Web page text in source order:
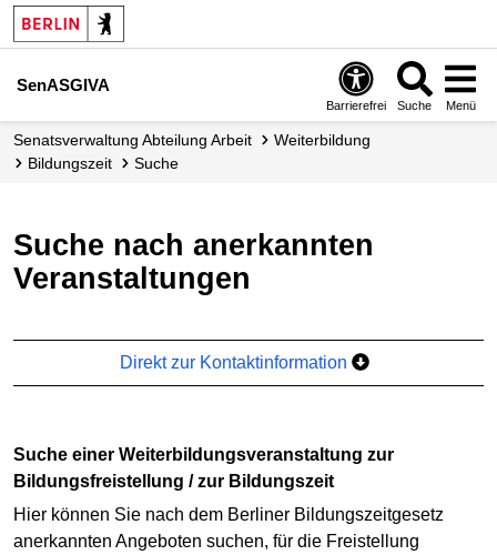
SenASGIVA
Barrierefrei Suche Menü
Senats­verwaltung Abteilung Arbeit
Weiterbildung
Bildungszeit
Suche
Suche nach anerkannten
Veranstaltungen
Direkt zur Kontaktinformation
Suche einer Weiterbildungsveranstaltung zur
Bildungsfreistellung / zur Bildungszeit
Hier können Sie nach dem Berliner Bildungszeitgesetz
anerkannten Angeboten suchen, für die Freistellung